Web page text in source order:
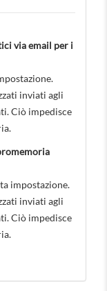
via email per i
inviati agli
Ciò impedisce
impostazione.
inviati agli
Ciò impedisce